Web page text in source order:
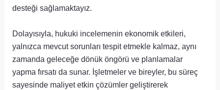
desteği sağlamaktayız.
Dolayısıyla, hukuki incelemenin ekonomik etkileri,
yalnızca mevcut sorunları tespit etmekle kalmaz, aynı
zamanda geleceğe dönük öngörü ve planlamalar
yapma fırsatı da sunar. İşletmeler ve bireyler, bu süreç
sayesinde maliyet etkin çözümler geliştirerek